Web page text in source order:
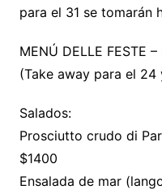
para el 31 se tomarán
MENÚ DELLE FESTE –
(Take away para el 24
Salados:
Prosciutto crudo di
$1400
Ensalada de mar